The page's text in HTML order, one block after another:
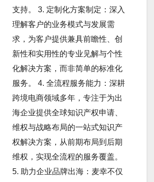
支持。 3. 定制化方案制定：深入
理解客户的业务模式与发展需
求，为客户提供兼具前瞻性、创
新性和实用性的专业见解与个性
化解决方案，而非简单的标准化
服务。 4. 全流程服务能力：深耕
跨境电商领域多年，专注于为出
海企业提供全球知识产权申请、
维权与战略布局的一站式知识产
权解决方案，从前期布局到后期
维权，实现全流程的服务覆盖。
5. 助力企业品牌出海：麦幸不仅